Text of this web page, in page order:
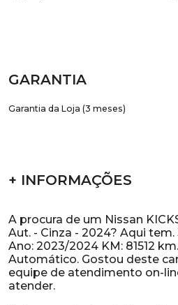
GARANTIA
Garantia da Loja (3 meses)
+ INFORMAÇÕES
A procura de um Nissan
Aut. - Cinza - 2024? Aqui
Ano: 2023/2024 KM: 81512
Automático. Gostou deste
equipe de atendimento on-
atender.